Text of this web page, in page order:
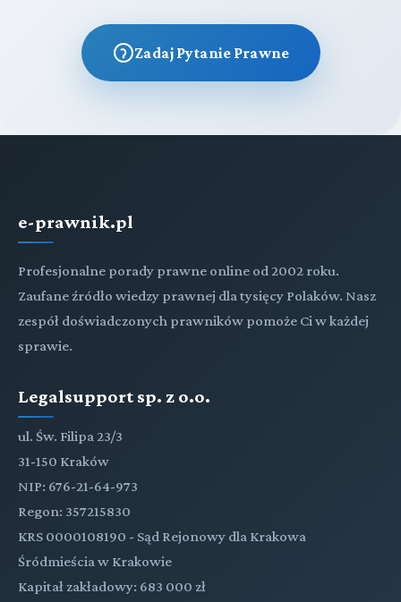
Zadaj Pytanie Prawne
e-prawnik.pl
Profesjonalne porady prawne online od 2002 roku.
Zaufane źródło wiedzy prawnej dla tysięcy Polaków. Nasz
zespół doświadczonych prawników pomoże Ci w każdej
sprawie.
Legalsupport sp. z o.o.
ul. Św. Filipa 23/3
31-150 Kraków
NIP: 676-21-64-973
Regon: 357215830
KRS 0000108190 - Sąd Rejonowy dla Krakowa
Śródmieścia w Krakowie
Kapitał zakładowy: 683 000 zł